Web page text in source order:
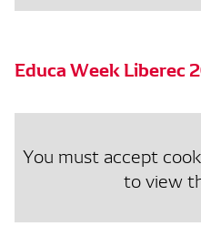
Educa Week Liberec
You must accept
to view